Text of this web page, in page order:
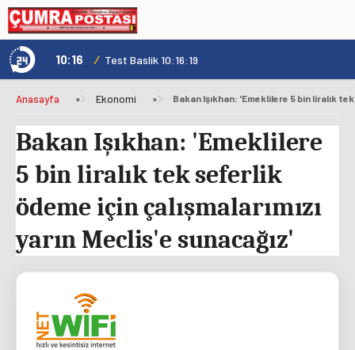
10:16 / Test Baslik 10:16:19
Anasayfa » Ekonomi »
Bakan Işıkhan: 'Emeklilere
5 bin liralık tek seferlik
ödeme için çalışmalarımızı
yarın Meclis'e sunacağız'